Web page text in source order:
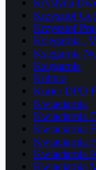
Krystyna
Krzysztof
Krzysztof
Księgarnia
Księgarnia
Księgarnie
Kultura
Kurier DPD
Kwiaciarnia
Kwiaciarnia
Kwiaciarnia
Kwiaciarnia
Kwiaciarnia
Kwiaciarnia